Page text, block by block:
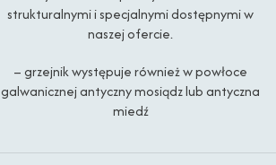
strukturalnymi i specjalnymi dostępnymi w
naszej ofercie.
– grzejnik występuje również w powłoce
galwanicznej antyczny mosiądz lub antyczna
miedź